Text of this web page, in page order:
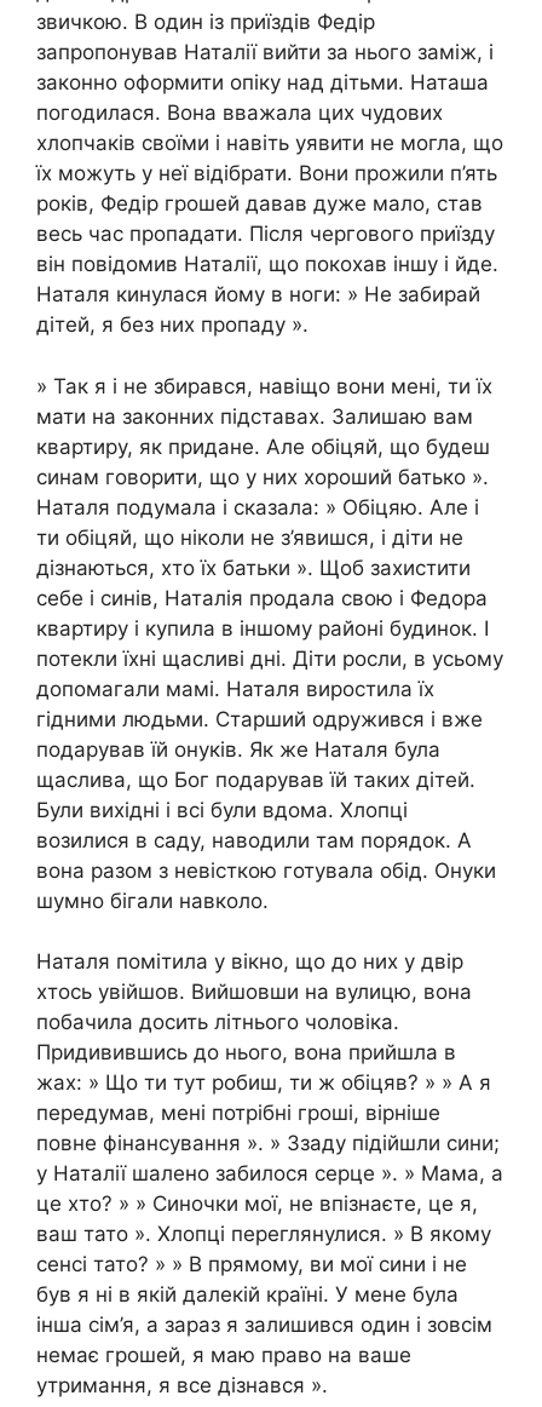
звичкою. В один із приїздів Федір
запропонував Наталії вийти за нього заміж, і
законно оформити опіку над дітьми. Наташа
погодилася. Вона вважала цих чудових
хлопчаків своїми і навіть уявити не могла, що
їх можуть у неї відібрати. Вони прожили п’ять
років, Федір грошей давав дуже мало, став
весь час пропадати. Після чергового приїзду
він повідомив Наталії, що покохав іншу і йде.
Наталя кинулася йому в ноги: » Не забирай
дітей, я без них пропаду ».
» Так я і не збирався, навіщо вони мені, ти їх
мати на законних підставах. Залишаю вам
квартиру, як придане. Але обіцяй, що будеш
синам говорити, що у них хороший батько ».
Наталя подумала і сказала: » Обіцяю. Але і
ти обіцяй, що ніколи не з’явишся, і діти не
дізнаються, хто їх батьки ». Щоб захистити
себе і синів, Наталія продала свою і Федора
квартиру і купила в іншому районі будинок. І
потекли їхні щасливі дні. Діти росли, в усьому
допомагали мамі. Наталя виростила їх
гідними людьми. Старший одружився і вже
подарував їй онуків. Як же Наталя була
щаслива, що Бог подарував їй таких дітей.
Були вихідні і всі були вдома. Хлопці
возилися в саду, наводили там порядок. А
вона разом з невісткою готувала обід. Онуки
шумно бігали навколо.
Наталя помітила у вікно, що до них у двір
хтось увійшов. Вийшовши на вулицю, вона
побачила досить літнього чоловіка.
Придивившись до нього, вона прийшла в
жах: » Що ти тут робиш, ти ж обіцяв? » » А я
передумав, мені потрібні гроші, вірніше
повне фінансування ». » Ззаду підійшли сини;
у Наталії шалено забилося серце ». » Мама, а
це хто? » » Синочки мої, не впізнаєте, це я,
ваш тато ». Хлопці переглянулися. » В якому
сенсі тато? » » В прямому, ви мої сини і не
був я ні в якій далекій країні. У мене була
інша сім’я, а зараз я залишився один і зовсім
немає грошей, я маю право на ваше
утримання, я все дізнався ».